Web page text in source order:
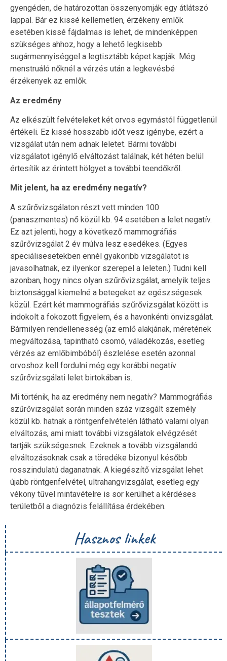
gyengéden, de határozottan összenyomják egy átlátszó
lappal. Bár ez kissé kellemetlen, érzékeny emlők
esetében kissé fájdalmas is lehet, de mindenképpen
szükséges ahhoz, hogy a lehető legkisebb
sugármennyiséggel a legtisztább képet kapják. Még
menstruáló nőknél a vérzés után a legkevésbé
érzékenyek az emlők.
Az eredmény
Az elkészült felvételeket két orvos egymástól függetlenül
értékeli. Ez kissé hosszabb időt vesz igénybe, ezért a
vizsgálat után nem adnak leletet. Bármi további
vizsgálatot igénylő elváltozást találnak, két héten belül
értesítik az érintett hölgyet a további teendőkről.
Mit jelent, ha az eredmény negatív?
A szűrővizsgálaton részt vett minden 100
(panaszmentes) nő közül kb. 94 esetében a lelet negatív.
Ez azt jelenti, hogy a következő mammográfiás
szűrővizsgálat 2 év múlva lesz esedékes. (Egyes
speciálisesetekben ennél gyakoribb vizsgálatot is
javasolhatnak, ez ilyenkor szerepel a leleten.) Tudni kell
azonban, hogy nincs olyan szűrővizsgálat, amelyik teljes
biztonsággal kiemelné a betegeket az egészségesek
közül. Ezért két mammográfiás szűrővizsgálat között is
indokolt a fokozott figyelem, és a havonkénti önvizsgálat.
Bármilyen rendellenesség (az emlő alakjának, méretének
megváltozása, tapintható csomó, váladékozás, esetleg
vérzés az emlőbimbóból) észlelése esetén azonnal
orvoshoz kell fordulni még egy korábbi negatív
szűrővizsgálati lelet birtokában is.
Mi történik, ha az eredmény nem negatív? Mammográfiás
szűrővizsgálat során minden száz vizsgált személy
közül kb. hatnak a röntgenfelvételén látható valami olyan
elváltozás, ami miatt további vizsgálatok elvégzését
tartják szükségesnek. Ezeknek a tovább vizsgálandó
elváltozásoknak csak a töredéke bizonyul később
rosszindulatú daganatnak. A kiegészítő vizsgálat lehet
újabb röntgenfelvétel, ultrahangvizsgálat, esetleg egy
vékony tűvel mintavételre is sor kerülhet a kérdéses
területből a diagnózis felállítása érdekében.
Hasznos linkek